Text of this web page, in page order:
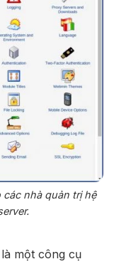
các nhà quản trị hệ
một công cụ